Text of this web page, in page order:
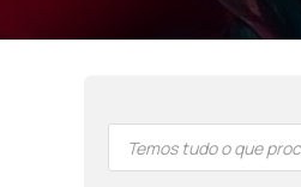
Products
search